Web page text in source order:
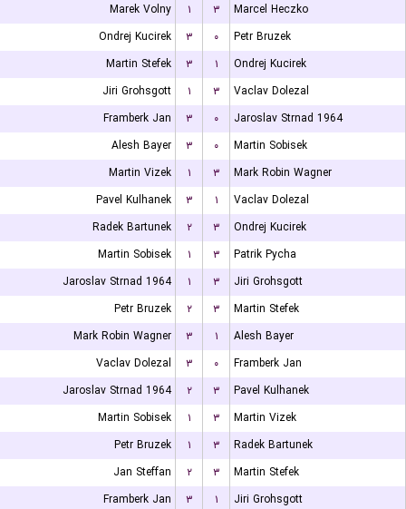
Marek Volny
۱ ۳
Marcel Heczko
Ondrej Kucirek
۳ ۰
Petr Bruzek
Martin Stefek
۳ ۱
Ondrej Kucirek
Jiri Grohsgott
۱ ۳
Vaclav Dolezal
Framberk Jan
۳ ۰
Jaroslav Strnad 1964
Alesh Bayer
۳ ۰
Martin Sobisek
Martin Vizek
۱ ۳
Mark Robin Wagner
Pavel Kulhanek
۳ ۱
Vaclav Dolezal
Radek Bartunek
۲ ۳
Ondrej Kucirek
Martin Sobisek
۱ ۳
Patrik Pycha
Jaroslav Strnad 1964
۱ ۳
Jiri Grohsgott
Petr Bruzek
۲ ۳
Martin Stefek
Mark Robin Wagner
۳ ۱
Alesh Bayer
Vaclav Dolezal
۳ ۰
Framberk Jan
Jaroslav Strnad 1964
۲ ۳
Pavel Kulhanek
Martin Sobisek
۱ ۳
Martin Vizek
Petr Bruzek
۱ ۳
Radek Bartunek
Jan Steffan
۲ ۳
Martin Stefek
Framberk Jan
۳ ۱
Jiri Grohsgott